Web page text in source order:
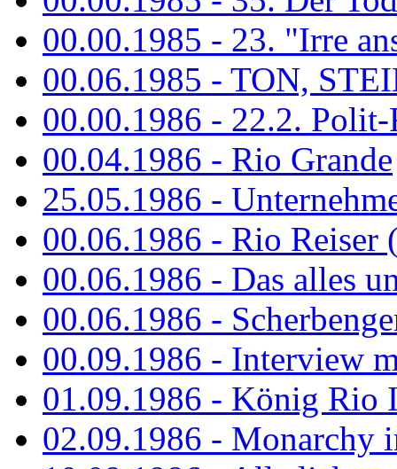
00.00.1985 - 23. "Irre
00.06.1985 - TON,
00.00.1986 - 22.2.
00.04.1986 - Rio Grande
25.05.1986 -
00.06.1986 - Rio Reiser
00.06.1986 - Das alles
00.06.1986 -
00.09.1986 - Interview
01.09.1986 - König Rio
02.09.1986 - Monarchy